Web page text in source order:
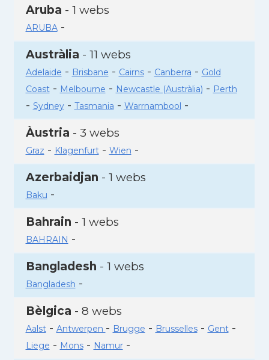
Aruba - 1 webs
ARUBA-
Austràlia - 11 webs
Adelaide - Brisbane - Cairns- Canberra - Gold
Coast- Melbourne - Newcastle (Austràlia) - Perth
- Sydney- Tasmania - Warrnambool -
Àustria - 3 webs
Graz - Klagenfurt- Wien -
Azerbaidjan - 1 webs
Baku -
Bahrain - 1 webs
BAHRAIN -
Bangladesh - 1 webs
Bangladesh -
Bèlgica - 8 webs
Aalst- Antwerpen - Brugge - Brusselles- Gent-
Liege - Mons- Namur-